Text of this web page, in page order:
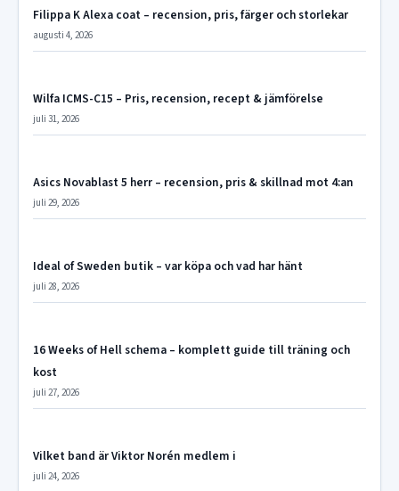
Filippa K Alexa coat – recension, pris, färger och storlekar
augusti 4, 2026
Wilfa ICMS-C15 – Pris, recension, recept & jämförelse
juli 31, 2026
Asics Novablast 5 herr – recension, pris & skillnad mot 4:an
juli 29, 2026
Ideal of Sweden butik – var köpa och vad har hänt
juli 28, 2026
16 Weeks of Hell schema – komplett guide till träning och
kost
juli 27, 2026
Vilket band är Viktor Norén medlem i
juli 24, 2026